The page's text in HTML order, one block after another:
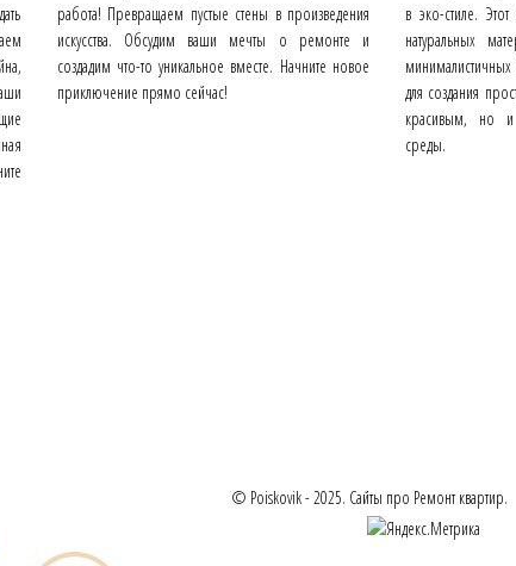
работа! Превращаем пустые стены в произведения
искусства. Обсудим ваши мечты о ремонте и
создадим что-то уникальное вместе. Начните новое
приключение прямо сейчас!
в эко-стиле.
натуральных
для создания
красивым, но
среды.
© Poiskovik - 2025. Сайты про Ремонт квартир.